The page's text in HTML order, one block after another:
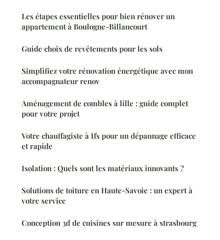
Les étapes essentielles pour bien rénover un
appartement à Boulogne-Billancourt
Guide choix de revêtements pour les sols
Simplifiez votre rénovation énergétique avec mon
accompagnateur renov
Aménagement de combles à lille : guide complet
pour votre projet
Votre chauffagiste à Ifs pour un dépannage efficace
et rapide
Isolation : Quels sont les matériaux innovants ?
Solutions de toiture en Haute-Savoie : un expert à
votre service
Conception 3d de cuisines sur mesure à strasbourg